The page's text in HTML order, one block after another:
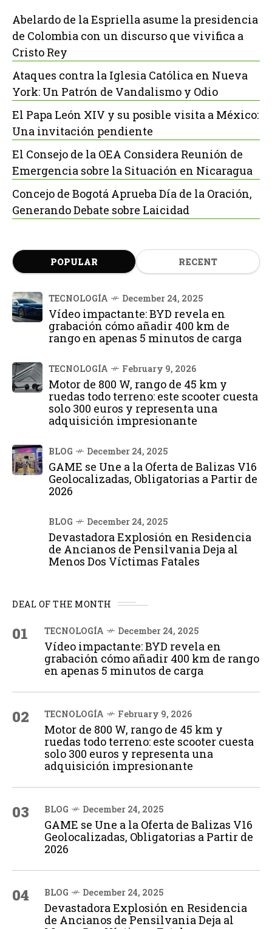
Abelardo de la Espriella asume la presidencia
de Colombia con un discurso que vivifica a
Cristo Rey
Ataques contra la Iglesia Católica en Nueva
York: Un Patrón de Vandalismo y Odio
El Papa León XIV y su posible visita a México:
Una invitación pendiente
El Consejo de la OEA Considera Reunión de
Emergencia sobre la Situación en Nicaragua
Concejo de Bogotá Aprueba Día de la Oración,
Generando Debate sobre Laicidad
POPULAR RECENT
TECNOLOGÍA December 24, 2025
Vídeo impactante: BYD revela en
grabación cómo añadir 400 km de
rango en apenas 5 minutos de carga
TECNOLOGÍA February 9, 2026
Motor de 800 W, rango de 45 km y
ruedas todo terreno: este scooter cuesta
solo 300 euros y representa una
adquisición impresionante
BLOG December 24, 2025
GAME se Une a la Oferta de Balizas V16
Geolocalizadas, Obligatorias a Partir de
2026
BLOG December 24, 2025
Devastadora Explosión en Residencia
de Ancianos de Pensilvania Deja al
Menos Dos Víctimas Fatales
DEAL OF THE MONTH
01 TECNOLOGÍA December 24, 2025
Vídeo impactante: BYD revela en
grabación cómo añadir 400 km de rango
en apenas 5 minutos de carga
02 TECNOLOGÍA February 9, 2026
Motor de 800 W, rango de 45 km y
ruedas todo terreno: este scooter cuesta
solo 300 euros y representa una
adquisición impresionante
03 BLOG December 24, 2025
GAME se Une a la Oferta de Balizas V16
Geolocalizadas, Obligatorias a Partir de
2026
04 BLOG December 24, 2025
Devastadora Explosión en Residencia
de Ancianos de Pensilvania Deja al